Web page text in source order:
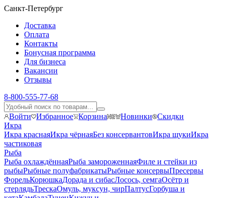
Санкт-Петербург
Доставка
Оплата
Контакты
Бонусная программа
Для бизнеса
Вакансии
Отзывы
8-800-555-77-68
Войти Избранное Корзина Новинки Скидки
Икра
Икра краснаяИкра чёрнаяБез консервантовИкра щукиИкра
частиковая
Рыба
Рыба охлаждённаяРыба замороженнаяФиле и стейки из
рыбыРыбные полуфабрикатыРыбные консервыПресервы
ФорельКорюшкаДорада и сибасЛосось, семгаОсётр и
стерлядьТрескаОмуль, муксун, чирПалтусГорбуша и